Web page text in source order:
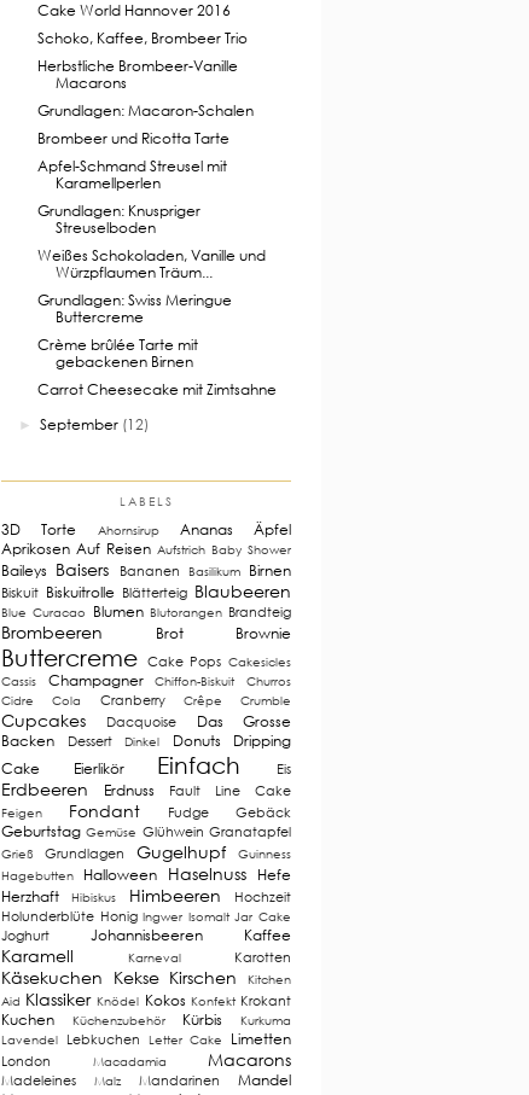
Cake World Hannover 2016
Schoko, Kaffee, Brombeer Trio
Herbstliche Brombeer-Vanille
Macarons
Grundlagen: Macaron-Schalen
Brombeer und Ricotta Tarte
Apfel-Schmand Streusel mit
Karamellperlen
Grundlagen: Knuspriger
Streuselboden
Weißes Schokoladen, Vanille und
Würzpflaumen Träum...
Grundlagen: Swiss Meringue
Buttercreme
Crème brûlée Tarte mit
gebackenen Birnen
Carrot Cheesecake mit Zimtsahne
►September (12)
LABELS
3D Torte Ahornsirup Ananas
Äpfel
Aprikosen Auf Reisen Aufstrich Baby Shower
Baileys Baisers Bananen Basilikum Birnen
Biskuit Biskuitrolle Blätterteig Blaubeeren
Blue Curacao Blumen Blutorangen Brandteig
Brombeeren Brot Brownie
Buttercreme Cake Pops Cakesicles
Cassis
Champagner Chiffon-Biskuit
Churros
Cidre
Cola Cranberry Crêpe Crumble
Cupcakes Dacquoise
Das Grosse
Backen
Dessert Dinkel Donuts
Dripping
Cake
Eierlikör Einfach Eis
Erdbeeren Erdnuss Fault Line Cake
Feigen Fondant Fudge Gebäck
Geburtstag Gemüse Glühwein Granatapfel
Grieß Grundlagen Gugelhupf
Guinness
Hagebutten
Halloween Haselnuss
Hefe
Herzhaft
Hibiskus Himbeeren
Hochzeit
Holunderblüte Honig Ingwer Isomalt Jar Cake
Joghurt Johannisbeeren Kaffee
Karamell Karneval Karotten
Käsekuchen Kekse Kirschen
Kitchen
Aid Klassiker Knödel Kokos Konfekt Krokant
Kuchen Küchenzubehör Kürbis
Kurkuma
Lavendel
Lebkuchen Letter Cake Limetten
London Macadamia Macarons
Madeleines Malz Mandarinen
Mandel